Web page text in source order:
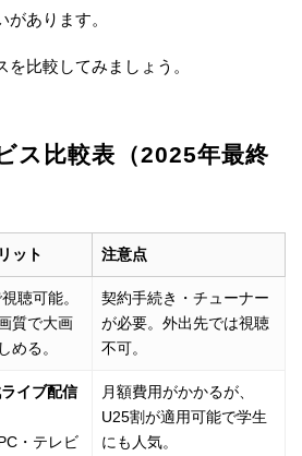
あります。
比較してみましょう。
ス比較表（2025年最終
ット 注意点
聴可能。
質で大画
める。
契約手続き・チューナー
が必要。外出先では視聴
不可。
イブ配信
・テレビ
月額費用がかかるが、
U25割が適用可能で学生
にも人気。